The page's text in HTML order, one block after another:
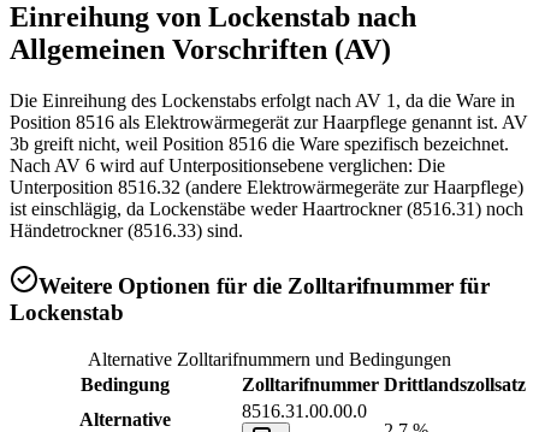
Einreihung von Lockenstab nach
Allgemeinen Vorschriften (AV)
Die Einreihung des Lockenstabs erfolgt nach AV 1, da die Ware in
Position 8516 als Elektrowärmegerät zur Haarpflege genannt ist. AV
3b greift nicht, weil Position 8516 die Ware spezifisch bezeichnet.
Nach AV 6 wird auf Unterpositionsebene verglichen: Die
Unterposition 8516.32 (andere Elektrowärmegeräte zur Haarpflege)
ist einschlägig, da Lockenstäbe weder Haartrockner (8516.31) noch
Händetrockner (8516.33) sind.
Weitere Optionen für die Zolltarifnummer für
Lockenstab
Alternative Zolltarifnummern und Bedingungen
Bedingung
Zolltarifnummer Drittlandszollsatz
Alternative
8516.31.00.00.0